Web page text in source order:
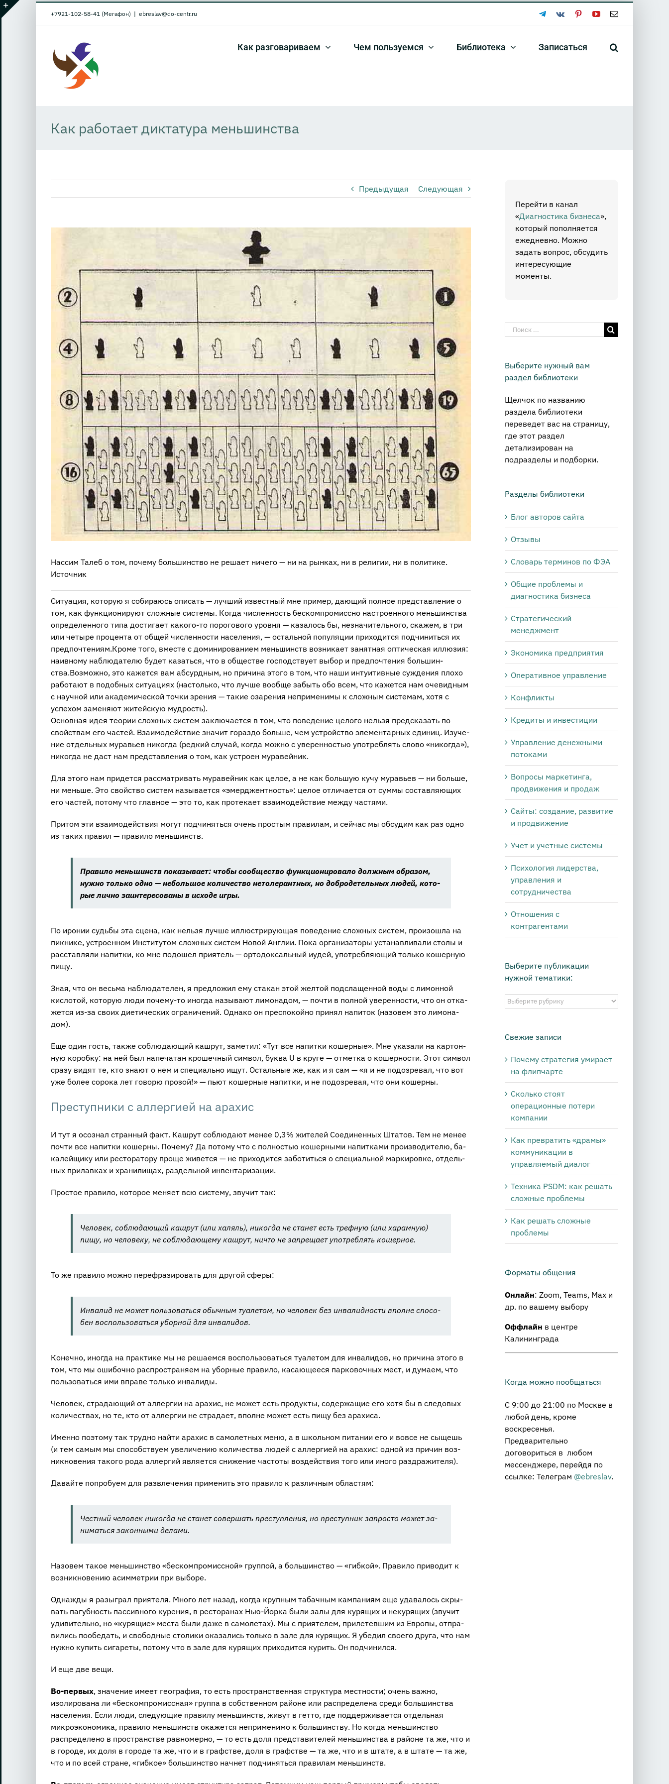
Skip
to
+7921-102-58-41 (Мегафон) | ebreslav@do-centr.ru Telegram
Vk PinterestYouTubeEmail
Как разговариваем Чем пользуемся Библиотека Записаться
Как работает диктатура меньшинства
Предыдущая Следующая
Нассим Талеб о том, почему большинство не решает ничего — ни на рынках, ни в религии, ни в политике.
Источник
Си­ту­а­ция, ко­то­рую я со­би­ра­юсь опи­сать — луч­ший из­вест­ный мне при­мер, да­ю­щий пол­ное пред­став­ле­ние о
том, как функ­ци­о­ни­ру­ют слож­ные си­стемы. Когда чис­лен­ность бес­ком­про­мисс­но на­стро­ен­но­го мень­шин­ства
опре­де­лен­но­го типа до­сти­га­ет ка­ко­го-то по­ро­го­во­го уров­ня — ка­за­лось бы, незна­чи­тель­но­го, ска­жем, в три
или че­ты­ре про­цен­та от общей чис­лен­но­сти на­се­ле­ния, — осталь­ной по­пу­ля­ции при­хо­дит­ся под­чи­нить­ся их
пред­по­чте­ни­ям.Кроме того, вме­сте с до­ми­ни­ро­ва­ни­ем мень­шинств воз­ни­ка­ет за­нят­ная оп­ти­че­ская ил­лю­зия:
на­ив­но­му на­блю­да­те­лю будет ка­зать­ся, что в об­ще­стве гос­под­ству­ет выбор и пред­по­чте­ния боль­шин­
ства.Воз­мож­но, это ка­жет­ся вам аб­сурд­ным, но при­чи­на этого в том, что наши ин­ту­и­тив­ные суж­де­ния плохо
ра­бо­та­ют в по­доб­ных си­ту­а­ци­ях (на­столь­ко, что лучше во­об­ще за­быть обо всем, что ка­жет­ся нам оче­вид­ным
с на­уч­ной или ака­де­ми­че­ской точки зре­ния — такие оза­ре­ния непри­ме­ни­мы к слож­ным си­сте­мам, хотя с
успе­хом за­ме­ня­ют жи­тей­скую муд­рость).
Ос­нов­ная идея тео­рии слож­ных си­стем за­клю­ча­ет­ся в том, что по­ве­де­ние це­ло­го нель­зя пред­ска­зать по
свой­ствам его ча­стей. Вза­и­мо­дей­ствие зна­чит го­раз­до боль­ше, чем устрой­ство эле­мен­тар­ных еди­ниц. Изу­че­
ние от­дель­ных му­ра­вьев ни­ко­гда (ред­кий слу­чай, когда можно с уве­рен­но­стью упо­треб­лять слово «ни­ко­гда»),
ни­ко­гда не даст нам пред­став­ле­ния о том, как устро­ен му­ра­вей­ник.
Для этого нам при­дет­ся рас­смат­ри­вать му­ра­вей­ник как целое, а не как боль­шую кучу му­ра­вьев — ни боль­ше,
ни мень­ше. Это свой­ство си­стем на­зы­ва­ет­ся «эмер­джент­ность»: целое от­ли­ча­ет­ся от суммы со­став­ля­ю­щих
его ча­стей, по­то­му что глав­ное — это то, как про­те­ка­ет вза­и­мо­дей­ствие между ча­стя­ми.
При­том эти вза­и­мо­дей­ствия могут под­чи­нять­ся очень про­стым пра­ви­лам, и сей­час мы об­су­дим как раз одно
из таких пра­вил — пра­ви­ло мень­шинств.
Пра­ви­ло мень­шинств по­ка­зы­ва­ет: чтобы со­об­ще­ство функ­ци­о­ни­ро­ва­ло долж­ным об­ра­зом,
нужно толь­ко одно — неболь­шое ко­ли­че­ство нето­ле­рант­ных, но доб­ро­де­тель­ных людей, ко­то­
рые лично за­ин­те­ре­со­ва­ны в ис­хо­де игры.
По иро­нии судь­бы эта сцена, как нель­зя лучше ил­лю­стри­ру­ю­щая по­ве­де­ние слож­ных си­стем, про­изо­шла на
пик­ни­ке, устро­ен­ном Ин­сти­ту­том слож­ных си­стем Новой Ан­глии. Пока ор­га­ни­за­то­ры уста­нав­ли­ва­ли столы и
рас­став­ля­ли на­пит­ки, ко мне по­до­шел при­я­тель — ор­то­док­саль­ный иудей, упо­треб­ля­ю­щий толь­ко ко­шер­ную
пищу.
Зная, что он весь­ма на­блю­да­те­лен, я пред­ло­жил ему ста­кан этой жел­той под­сла­щен­ной воды с ли­мон­ной
кис­ло­той, ко­то­рую люди по­че­му-то ино­гда на­зы­ва­ют ли­мо­на­дом, — почти в пол­ной уве­рен­но­сти, что он от­ка­
жет­ся из-за своих ди­е­ти­че­ских огра­ни­че­ний. Од­на­ко он пре­спо­кой­но при­нял на­пи­ток (на­зо­вем это ли­мо­на­
дом).
Еще один гость, также со­блю­да­ю­щий каш­рут, за­ме­тил: «Тут все на­пит­ки ко­шер­ные». Мне ука­за­ли на кар­тон­
ную ко­роб­ку: на ней был на­пе­ча­тан кро­шеч­ный сим­вол, буква U в круге — от­мет­ка о ко­шер­но­сти. Этот сим­вол
сразу видят те, кто знают о нем и спе­ци­аль­но ищут. Осталь­ные же, как и я сам — «я и не по­до­зре­вал, что вот
уже более со­ро­ка лет го­во­рю про­зой!» — пьют ко­шер­ные на­пит­ки, и не по­до­зре­вая, что они ко­шер­ны.
Преступники с аллергией на арахис
И тут я осо­знал стран­ный факт. Каш­рут со­блю­да­ют менее 0,3% жи­те­лей Со­еди­нен­ных Шта­тов. Тем не менее
почти все на­пит­ки ко­шер­ны. По­че­му? Да по­то­му что с пол­но­стью ко­шер­ны­ми на­пит­ка­ми про­из­во­ди­те­лю, ба­
ка­лей­щи­ку или ре­сто­ра­то­ру проще жи­вет­ся — не при­хо­дит­ся за­бо­тить­ся о спе­ци­аль­ной мар­ки­ров­ке, от­дель­
ных при­лав­ках и хра­ни­ли­щах, раз­дель­ной ин­вен­та­ри­за­ции.
Про­стое пра­ви­ло, ко­то­рое ме­ня­ет всю си­сте­му, зву­чит так:
Че­ло­век, со­блю­да­ю­щий каш­рут (или ха­ляль), ни­ко­гда не ста­нет есть треф­ную (или ха­рам­ную)
пищу, но че­ло­ве­ку, не со­блю­да­ю­ще­му каш­рут, ничто не за­пре­ща­ет упо­треб­лять ко­шер­ное.
То же пра­ви­ло можно пе­ре­фра­зи­ро­вать для дру­гой сферы:
Ин­ва­лид не может поль­зо­вать­ся обыч­ным туа­ле­том, но че­ло­век без ин­ва­лид­но­сти вполне спо­со­
бен вос­поль­зо­вать­ся убор­ной для ин­ва­ли­дов.
Ко­неч­но, ино­гда на прак­ти­ке мы не ре­ша­ем­ся вос­поль­зо­вать­ся туа­ле­том для ин­ва­ли­дов, но при­чи­на этого в
том, что мы оши­боч­но рас­про­стра­ня­ем на убор­ные пра­ви­ло, ка­са­ю­ще­е­ся пар­ко­воч­ных мест, и ду­ма­ем, что
поль­зо­вать­ся ими впра­ве толь­ко ин­ва­ли­ды.
Че­ло­век, стра­да­ю­щий от ал­лер­гии на ара­хис, не может есть про­дук­ты, со­дер­жа­щие его хотя бы в сле­до­вых
ко­ли­че­ствах, но те, кто от ал­лер­гии не стра­да­ет, вполне может есть пищу без ара­хи­са.
Имен­но по­это­му так труд­но найти ара­хис в са­мо­лет­ных меню, а в школь­ном пи­та­нии его и вовсе не сы­щешь
(и тем самым мы спо­соб­ству­ем уве­ли­че­нию ко­ли­че­ства людей с ал­лер­ги­ей на ара­хис: одной из при­чин воз­
ник­но­ве­ния та­ко­го рода ал­лер­гий яв­ля­ет­ся сни­же­ние ча­сто­ты воз­дей­ствия того или иного раз­дра­жи­те­ля).
Да­вай­те по­про­бу­ем для раз­вле­че­ния при­ме­нить это пра­ви­ло к раз­лич­ным об­ла­стям:
Чест­ный че­ло­век ни­ко­гда не ста­нет со­вер­шать пре­ступ­ле­ния, но пре­ступ­ник за­про­сто может за­
ни­мать­ся за­кон­ны­ми де­ла­ми.
На­зо­вем такое мень­шин­ство «бес­ком­про­мисс­ной» груп­пой, а боль­шин­ство — «гиб­кой». Пра­ви­ло при­во­дит к
воз­ник­но­ве­нию асим­мет­рии при вы­бо­ре.
Од­на­ж­ды я разыг­рал при­я­те­ля. Много лет назад, когда круп­ным та­бач­ным кам­па­ни­ям еще уда­ва­лось скры­
вать па­губ­ность пас­сив­но­го ку­ре­ния, в ре­сто­ра­нах Нью-Йор­ка были залы для ку­ря­щих и неку­ря­щих (зву­чит
уди­ви­тель­но, но «ку­ря­щие» места были даже в са­мо­ле­тах). Мы с при­я­те­лем, при­ле­тев­шим из Ев­ро­пы, от­пра­
ви­лись по­обе­дать, и сво­бод­ные сто­ли­ки ока­за­лись толь­ко в зале для ку­ря­щих. Я убе­дил сво­е­го друга, что нам
нужно ку­пить си­га­ре­ты, по­то­му что в зале для ку­ря­щих при­хо­дит­ся ку­рить. Он под­чи­нил­ся.
И еще две вещи.
Во-первых, значение имеет география, то есть пространственная структура местности; очень важно,
изолирована ли «бескомпромиссная» группа в собственном районе или распределена среди большинства
населения. Если люди, следующие правилу меньшинств, живут в гетто, где поддерживается отдельная
микроэкономика, правило меньшинств окажется неприменимо к большинству. Но когда меньшинство
распределено в пространстве равномерно, — то есть доля представителей меньшинства в районе та же, что и
в городе, их доля в городе та же, что и в графстве, доля в графстве — та же, что и в штате, а в штате — та же,
что и по всей стране, «гибкое» большинство начнет подчиняться правилам меньшинств.
Перейти в канал
«Диагностика бизнеса»,
который пополняется
ежедневно. Можно
задать вопрос, обсудить
интересующие
моменты.
Результат
поиска:
Выберите нужный вам
раздел библиотеки
Щелчок по названию
раздела библиотеки
переведет вас на страницу,
где этот раздел
детализирован на
подразделы и подборки.
Разделы библиотеки
Блог авторов сайта
Отзывы
Словарь терминов по ФЭА
Общие проблемы и
диагностика бизнеса
Стратегический
менеджмент
Экономика предприятия
Оперативное управление
Конфликты
Кредиты и инвестиции
Управление денежными
потоками
Вопросы маркетинга,
продвижения и продаж
Сайты: создание, развитие
и продвижение
Учет и учетные системы
Психология лидерства,
управления и
сотрудничества
Отношения с
контрагентами
Выберите публикации
нужной тематики:
Выберите
публикации
тематики:
Свежие записи
Почему стратегия умирает
на флипчарте
Сколько стоят
операционные потери
компании
Как превратить «драмы»
коммуникации в
управляемый диалог
Техника PSDM: как решать
сложные проблемы
Как решать сложные
проблемы
Форматы общения
Онлайн: Zoom, Teams, Max и
др. по вашему выбору
Оффлайн в центре
Калининграда
Когда можно пообщаться
С 9:00 до 21:00 по Москве в
любой день, кроме
воскресенья.
Предварительно
договориться в любом
мессенджере, перейдя по
ссылке: Телеграм @ebreslav.